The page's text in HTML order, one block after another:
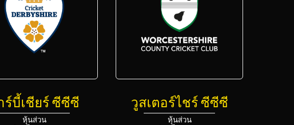
ร์บี้เชียร์ ซีซีซี
หุ้นส่วน
วูสเตอร์ไชร์ ซีซีซี
หุ้นส่วน